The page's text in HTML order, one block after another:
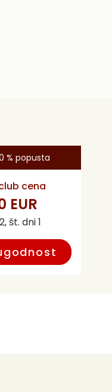
% popusta
cena
EUR
št. dni 1